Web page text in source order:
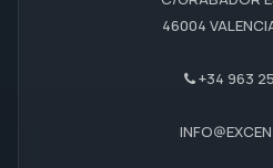
46004
+34 963